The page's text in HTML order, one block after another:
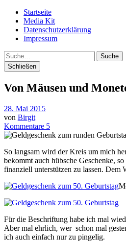
Startseite
Media Kit
Datenschutzerklärung
Impressum
Suche
Schließen
Von Mäusen und
28. Mai 2015
von Birgit
Kommentare 5
So langsam wird der Kreis um mich
bekommt auch hübsche Geschenke,
finanziell unterstützen zu lassen. Dem
Für die Beschriftung habe ich mal
Aber mal ehrlich, wer schon mal
ich auch einfach nur zu pingelig.